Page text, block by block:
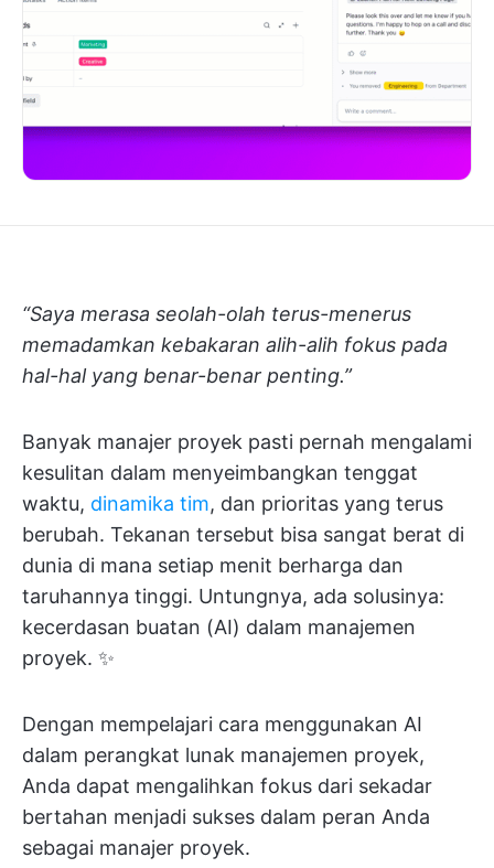
“Saya merasa seolah-olah terus-menerus
memadamkan kebakaran alih-alih fokus pada
hal-hal yang benar-benar penting.”
Banyak manajer proyek pasti pernah mengalami
kesulitan dalam menyeimbangkan tenggat
waktu, dinamika tim, dan prioritas yang terus
berubah. Tekanan tersebut bisa sangat berat di
dunia di mana setiap menit berharga dan
taruhannya tinggi. Untungnya, ada solusinya:
kecerdasan buatan (AI) dalam manajemen
proyek. ✨
Dengan mempelajari cara menggunakan AI
dalam perangkat lunak manajemen proyek,
Anda dapat mengalihkan fokus dari sekadar
bertahan menjadi sukses dalam peran Anda
sebagai manajer proyek.